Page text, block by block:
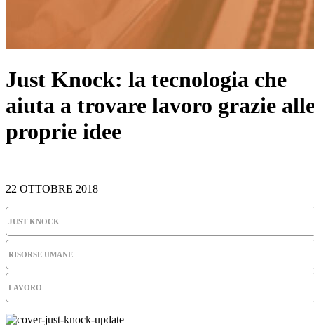
Just Knock: la tecnologia che
aiuta a trovare lavoro grazie
proprie idee
22 OTTOBRE 2018
JUST KNOCK
RISORSE UMANE
LAVORO